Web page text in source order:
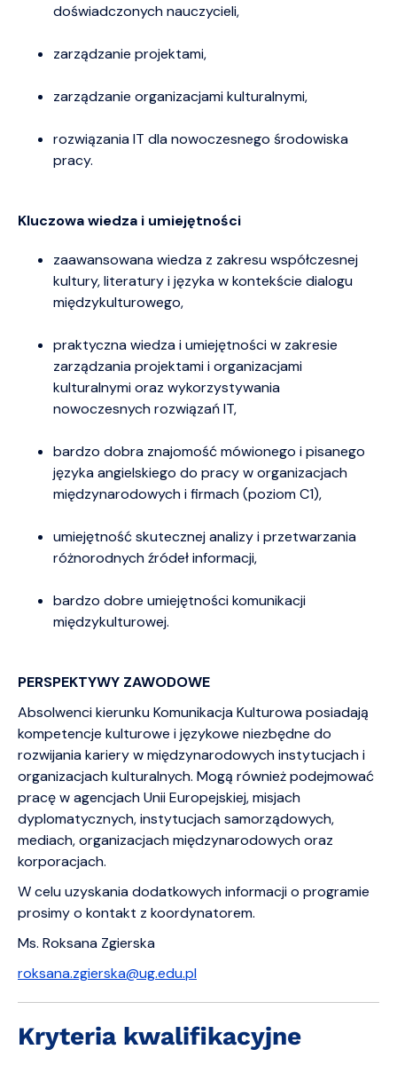
doświadczonych nauczycieli,
zarządzanie projektami,
zarządzanie organizacjami kulturalnymi,
rozwiązania IT dla nowoczesnego środowiska
pracy.
Kluczowa wiedza i umiejętności
zaawansowana wiedza z zakresu współczesnej
kultury, literatury i języka w kontekście dialogu
międzykulturowego,
praktyczna wiedza i umiejętności w zakresie
zarządzania projektami i organizacjami
kulturalnymi oraz wykorzystywania
nowoczesnych rozwiązań IT,
bardzo dobra znajomość mówionego i pisanego
języka angielskiego do pracy w organizacjach
międzynarodowych i firmach (poziom C1),
umiejętność skutecznej analizy i przetwarzania
różnorodnych źródeł informacji,
bardzo dobre umiejętności komunikacji
międzykulturowej.
PERSPEKTYWY ZAWODOWE
Absolwenci kierunku Komunikacja Kulturowa posiadają
kompetencje kulturowe i językowe niezbędne do
rozwijania kariery w międzynarodowych instytucjach i
organizacjach kulturalnych. Mogą również podejmować
pracę w agencjach Unii Europejskiej, misjach
dyplomatycznych, instytucjach samorządowych,
mediach, organizacjach międzynarodowych oraz
korporacjach.
W celu uzyskania dodatkowych informacji o programie
prosimy o kontakt z koordynatorem.
Ms. Roksana Zgierska
roksana.zgierska@ug.edu.pl
Kryteria kwalifikacyjne